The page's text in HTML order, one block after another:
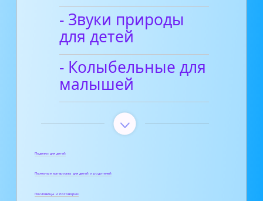
- Звуки природы
для детей
- Колыбельные для
малышей
Поделки для детей
Полезные материалы для детей и родителей
Пословицы и поговорки